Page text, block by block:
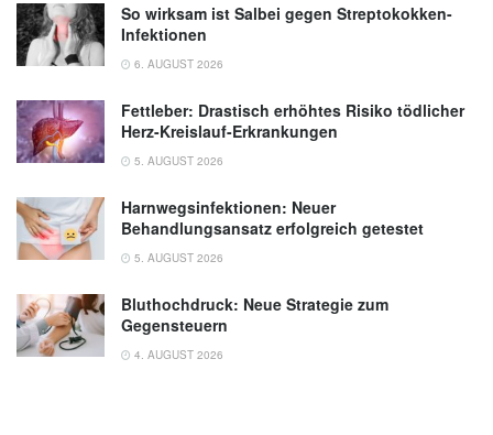
So wirksam ist Salbei gegen Streptokokken-
Infektionen
6. AUGUST 2026
Fettleber: Drastisch erhöhtes Risiko tödlicher
Herz-Kreislauf-Erkrankungen
5. AUGUST 2026
Harnwegsinfektionen: Neuer
Behandlungsansatz erfolgreich getestet
5. AUGUST 2026
Bluthochdruck: Neue Strategie zum
Gegensteuern
4. AUGUST 2026